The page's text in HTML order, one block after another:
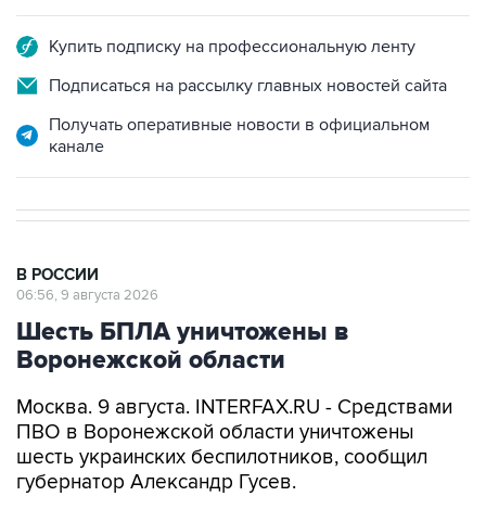
Купить подписку на профессиональную ленту
Подписаться на рассылку главных новостей сайта
Получать оперативные новости в официальном
канале
В РОССИИ
06:56, 9 августа 2026
Шесть БПЛА уничтожены в
Воронежской области
Москва. 9 августа. INTERFAX.RU - Средствами
ПВО в Воронежской области уничтожены
шесть украинских беспилотников, сообщил
губернатор Александр Гусев.